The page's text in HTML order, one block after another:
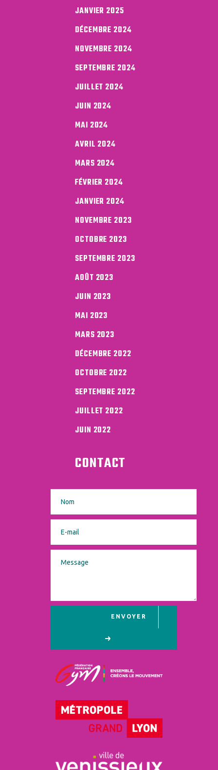
JANVIER 2025
DÉCEMBRE 2024
NOVEMBRE 2024
SEPTEMBRE 2024
JUILLET 2024
JUIN 2024
MAI 2024
AVRIL 2024
MARS 2024
FÉVRIER 2024
JANVIER 2024
NOVEMBRE 2023
OCTOBRE 2023
SEPTEMBRE 2023
AOÛT 2023
JUIN 2023
MAI 2023
MARS 2023
DÉCEMBRE 2022
OCTOBRE 2022
SEPTEMBRE 2022
JUILLET 2022
JUIN 2022
CONTACT
ENVOYER